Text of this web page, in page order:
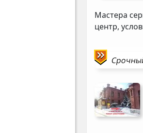
Мастера
центр,